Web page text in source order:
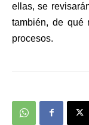
ellas, se
también, de qué
procesos.